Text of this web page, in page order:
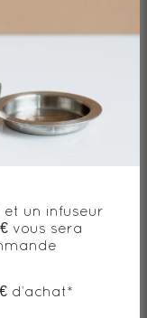
biologique
un infuseur
vous sera
d’achat*